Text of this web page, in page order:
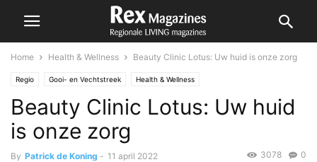
Home Health & Wellness Beauty Clinic Lotus: Uw huid is onze zorg
Regio Gooi- en Vechtstreek Health & Wellness
Beauty Clinic Lotus: Uw huid
is onze zorg
By Patrick de Koning - 11 april 2022 0
3078